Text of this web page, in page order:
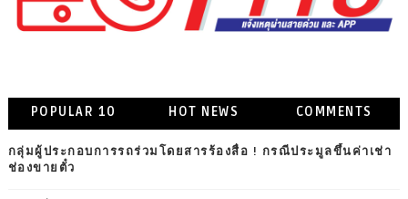
POPULAR 10 HOT NEWS COMMENTS
กลุ่มผู้ประกอบการรถร่วมโดยสารร้องสื่อ ! กรณีประมูลขึ้นค่าเช่า
ช่องขายตั๋ว